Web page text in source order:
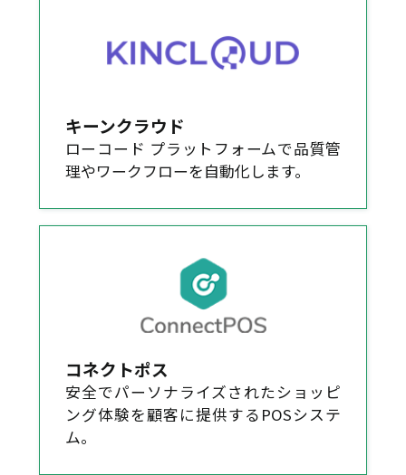
キーンクラウド
ローコード プラットフォームで品質管
理やワークフローを自動化します。
コネクトポス
安全でパーソナライズされたショッピ
ング体験を顧客に提供するPOSシステ
ム。